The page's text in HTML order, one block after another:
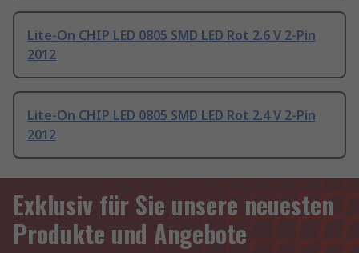
Lite-On CHIP LED 0805 SMD LED Rot 2.6 V 2-Pin
2012
Lite-On CHIP LED 0805 SMD LED Rot 2.4 V 2-Pin
2012
Exklusiv für Sie unsere neuesten
Produkte und Angebote